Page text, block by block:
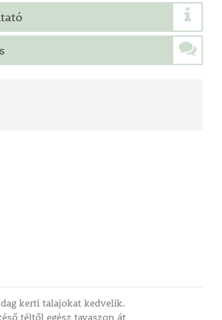
kerti talajokat kedvelik.
téltől egész tavaszon át